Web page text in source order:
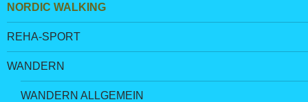
NORDIC WALKING
REHA-SPORT
WANDERN
WANDERN ALLGEMEIN